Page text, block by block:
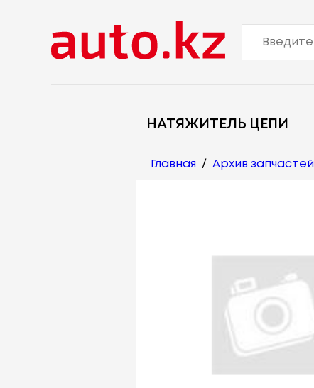
НАТЯЖИТЕЛЬ ЦЕПИ
Главная / Архив запчастей